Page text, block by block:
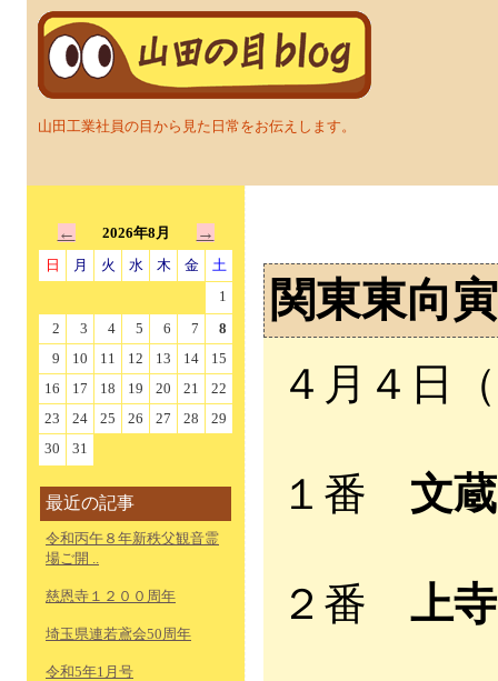
山田工業社員の目から見た日常をお伝えします。
← 2026年8月 →
日 月 火 水 木 金
土
1
2
3 4 5 6 7
8
9
10 11 12 13 14
15
16
17 18 19 20 21
22
23
24 25 26 27 28
29
30
31
最近の記事
令和丙午８年新秩父観音霊
場ご開 ..
慈恩寺１２００周年
埼玉県連若鳶会50周年
令和5年1月号
関東東向
４月４日
１番 文蔵
２番 上寺